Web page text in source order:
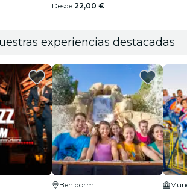
Desde 22,00 €
experiencias destacadas
Benidorm